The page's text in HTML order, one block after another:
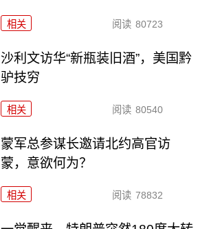
相关 阅读 80723
沙利文访华“新瓶装旧酒”，美国黔
驴技穷
相关 阅读 80540
​蒙军总参谋长邀请北约高官访
蒙，意欲何为？
相关 阅读 78832